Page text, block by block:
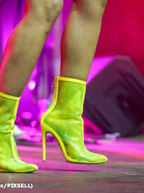
PIXSELL)